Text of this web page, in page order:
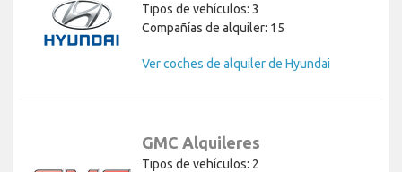
Tipos de vehículos: 3
Compañías de alquiler: 15
Ver coches de alquiler de Hyundai
GMC Alquileres
Tipos de vehículos: 2